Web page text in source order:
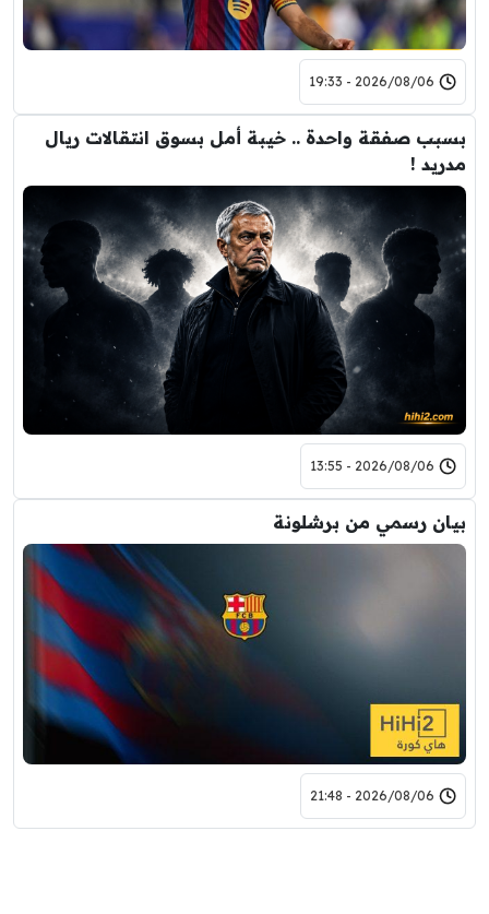
2026/08/06 - 19:33
بسبب صفقة واحدة .. خيبة أمل بسوق انتقالات ريال
مدريد !
2026/08/06 - 13:55
بيان رسمي من برشلونة
2026/08/06 - 21:48